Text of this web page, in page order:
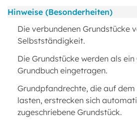
Hinweise (Besonderheiten)
Die verbundenen Grundstücke
Selbstständigkeit.
Die Grundstücke werden als
Grundbuch eingetragen.
Grundpfandrechte, die auf
lasten, erstrecken sich
zugeschriebene Grundstück.